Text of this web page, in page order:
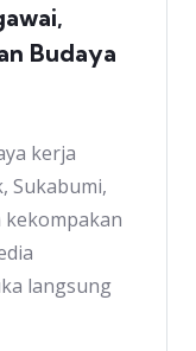
Budaya
kerja
Sukabumi,
langsung